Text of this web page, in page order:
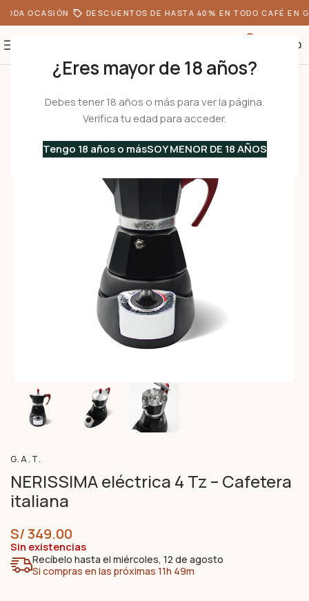
¿Eres mayor de 18 años?
Debes tener 18 años o más para ver la página.
Verifica tu edad para acceder.
Tengo 18 años o másSOY MENOR DE 18 AÑOS
OCASIÓN DESCUENTOS DE HASTA 40% EN TODO CAFÉ EN
0.00
Cafeteras Italianas
G.A.T.
NERISSIMA eléctrica 4 Tz – Cafetera
italiana
S/349.00
Sin existencias
Recíbelo hasta el miércoles, 12 de agosto
Si compras en las próximas 11h 49m